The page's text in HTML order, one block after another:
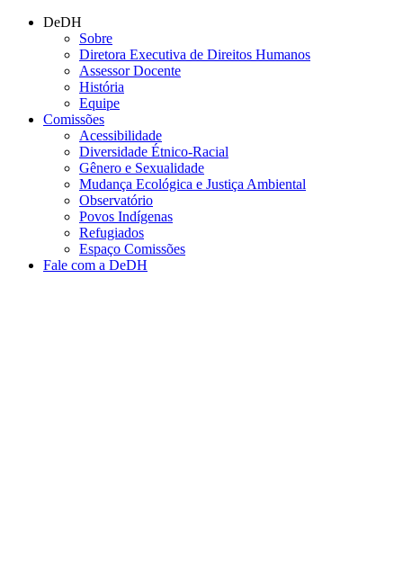
Conteúdo principal
DeDH
Sobre
Diretora Executiva de Direitos Humanos
Assessor Docente
História
Equipe
Comissões
Acessibilidade
Diversidade Étnico-Racial
Gênero e Sexualidade
Mudança Ecológica e Justiça Ambiental
Observatório
Povos Indígenas
Refugiados
Espaço Comissões
Fale com a DeDH